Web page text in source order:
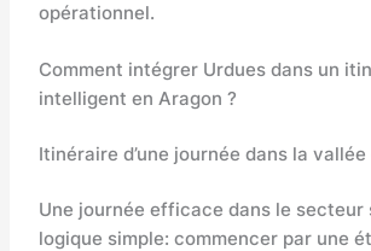
opérationnel.
Comment intégrer Urdues dans un
intelligent en Aragon ?
Itinéraire d’une journée dans la vallée
Une journée efficace dans le secteur
logique simple: commencer par une